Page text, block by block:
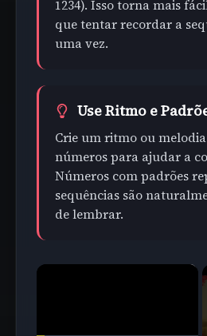
1234). Isso torna mais
que tentar recordar a
uma vez.
Use Ritmo e
Crie um ritmo ou
números para ajudar a
Números com padrões
sequências são
de lembrar.
×